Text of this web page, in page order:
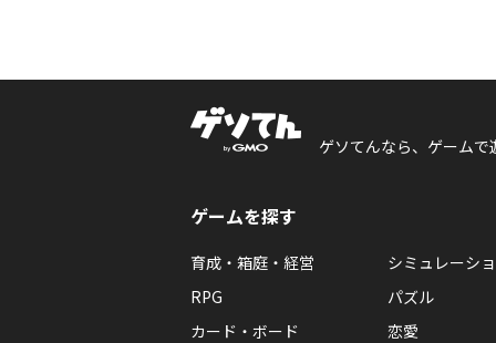
ゲソてんなら、ゲーム
ゲームを探す
育成・箱庭・経営
シミュレーシ
RPG
パズル
カード・ボード
恋愛